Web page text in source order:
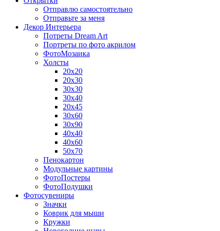
Отправлю самостоятельно
Отправьте за меня
Декор Интерьера
Потреты Dream Art
Портреты по фото акрилом
ФотоМозаика
Холсты
20х20
20х30
30х30
30х40
20х45
30х60
30х90
40х40
40х60
50х70
Пенокартон
Модульные картины
ФотоПостеры
ФотоПодушки
Фотоcувениры
Значки
Коврик для мыши
Кружки